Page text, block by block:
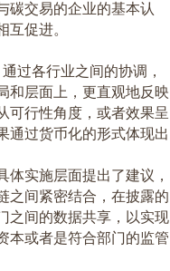
碳交易的企业的基本认
促进。
过各行业之间的协调，
和层面上，更直观地反映
可行性角度，或者效果呈
通过货币化的形式体现出
体实施层面提出了建议，
之间紧密结合，在披露的
之间的数据共享，以实现
本或者是符合部门的监管